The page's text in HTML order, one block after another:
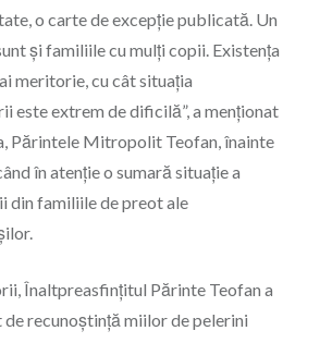
o carte de excepție publicată. Un
și familiile cu mulți copii. Existența
meritorie, cu cât situația
este extrem de dificilă”, a menționat
Părintele Mitropolit Teofan, înainte
în atenție o sumară situație a
din familiile de preot ale
Înaltpreasfințitul Părinte Teofan a
de recunoștință miilor de pelerini